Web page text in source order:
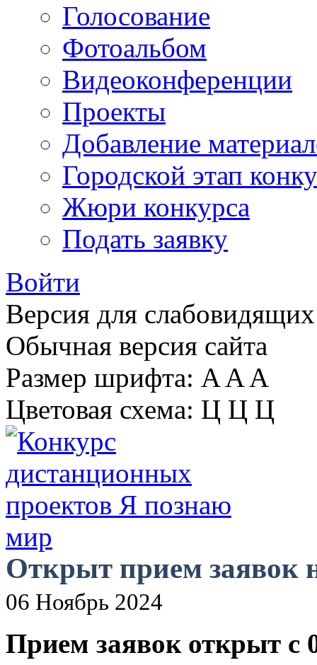
Голосование
Фотоальбом
Видеоконференции
Проекты
Добавление
Городской этап
Жюри конкурса
Подать заявку
Войти
Версия для слабовидящих
Обычная версия сайта
Размер шрифта: A A A
Цветовая схема: Ц Ц Ц
Открыт прием заявок
06 Ноябрь 2024
Прием заявок открыт c